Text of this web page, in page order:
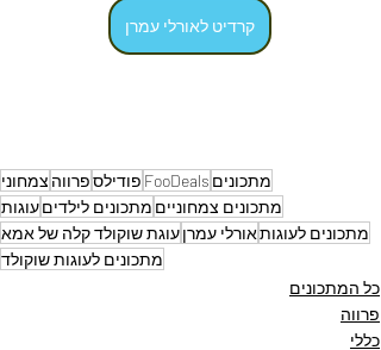
קרדיט לאורלי עמרן
מתכונים FooDeals פודילספרווה צמחוני
מתכונים צמחוניים מתכונים לילדיםעוגות
מתכונים לעוגותאורלי עמרןעוגת שוקולד קלה של אמא
מתכונים לעוגות שוקולד
כל המתכונים
פרווה
כללי